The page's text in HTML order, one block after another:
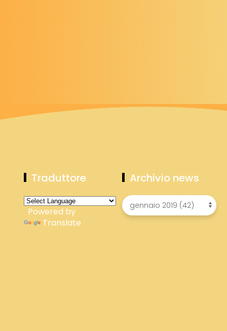
Traduttore
Powered by
Translate
Archivio news